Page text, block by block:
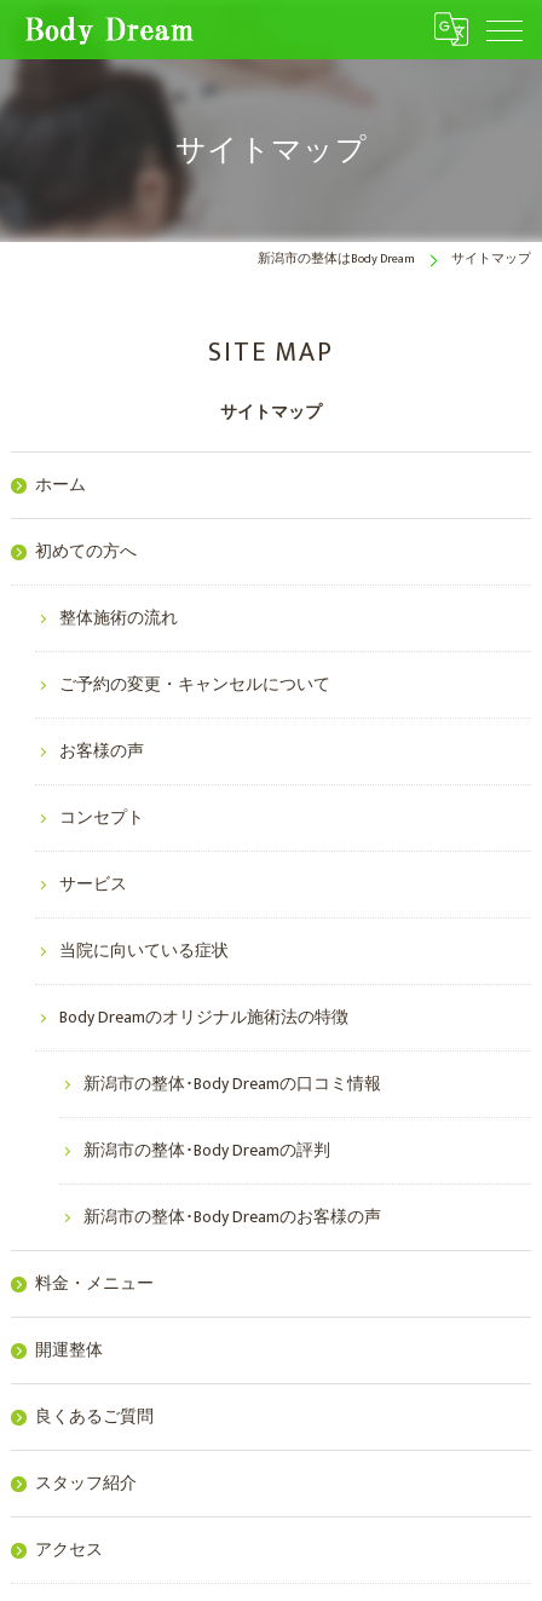
サイトマップ
新潟市の整体はBody Dream サイトマップ
サイトマップ
SITE MAP
ホーム
初めての方へ
整体施術の流れ
ご予約の変更・キャンセルについて
お客様の声
コンセプト
サービス
当院に向いている症状
Body Dreamのオリジナル施術法の特徴
新潟市の整体･Body Dreamの口コミ情報
新潟市の整体･Body Dreamの評判
新潟市の整体･Body Dreamのお客様の声
料金・メニュー
開運整体
良くあるご質問
スタッフ紹介
アクセス